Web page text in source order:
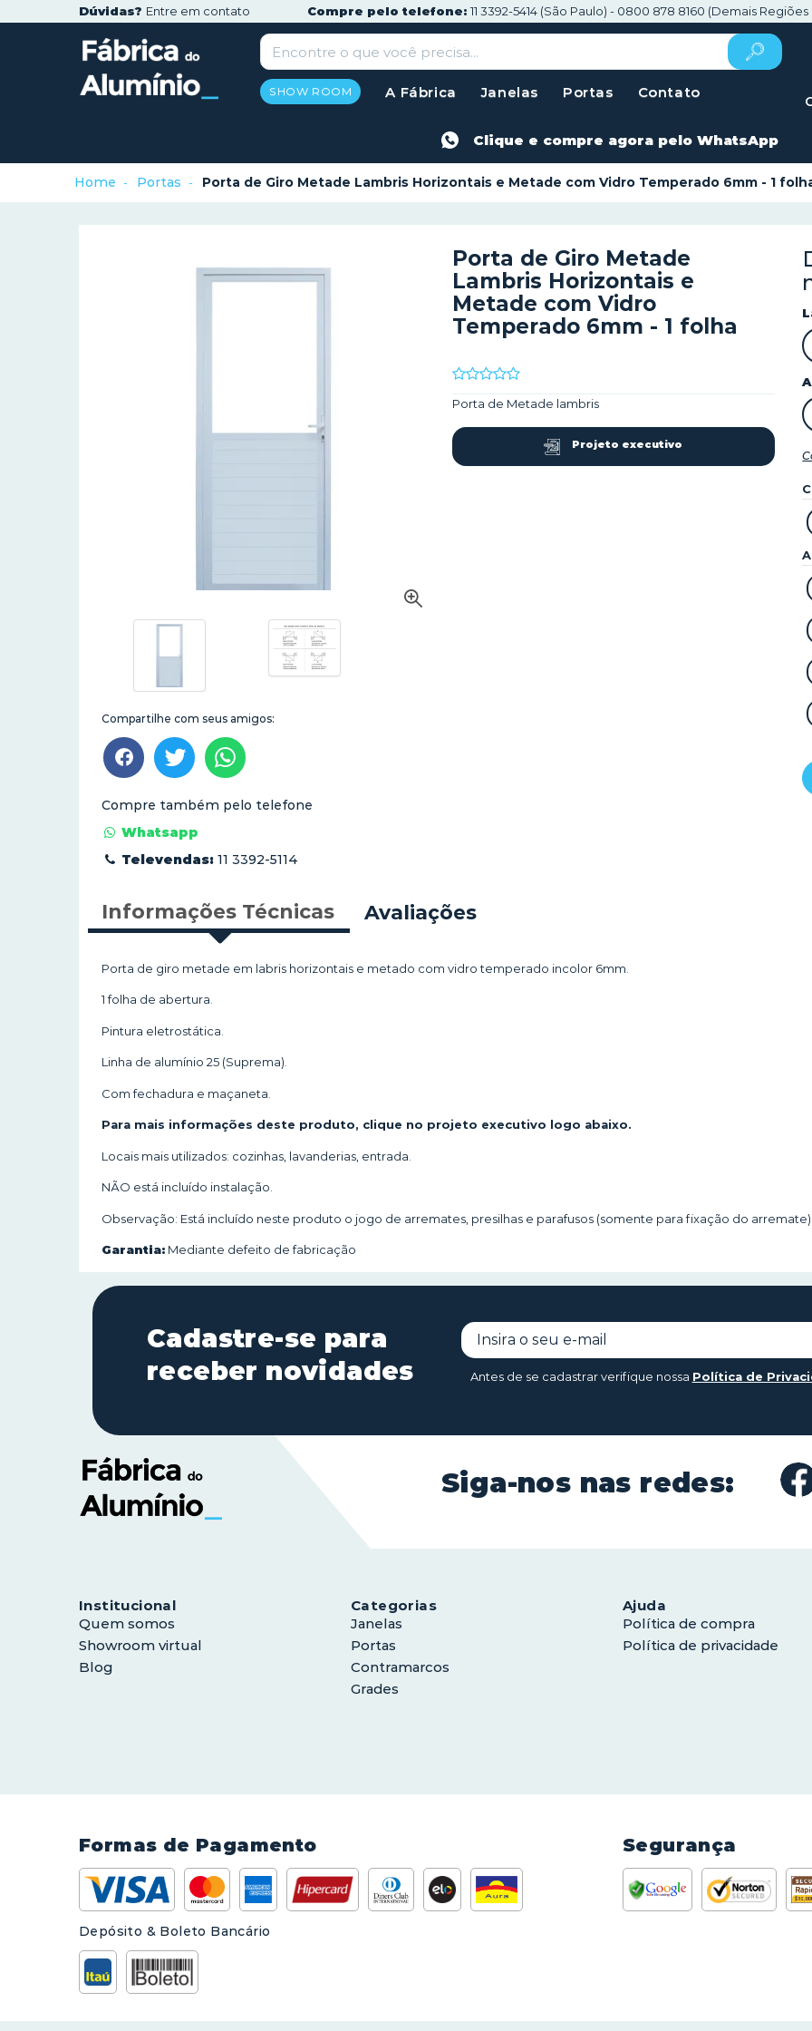
Dúvidas? Entre em contato Compre pelo telefone: 11 3392-5414 (São Paulo) - 0800 878 8160 (Demais
SHOW ROOM A Fábrica Janelas Portas Contato
Clique e compre agora pelo WhatsApp
Home - Portas - Porta de Giro Metade Lambris Horizontais e Metade com Vidro Temperado 6mm - 1
Compartilhe com seus amigos:
Compre também pelo telefone
Whatsapp
Televendas: 11 3392-5114
Porta de Giro Metade
Lambris Horizontais e
Metade com Vidro
Temperado 6mm - 1 folha
Porta de Metade lambris
Projeto executivo
Informações Técnicas Avaliações
Porta de giro metade em labris horizontais e metado com vidro temperado incolor 6mm.
1 folha de abertura.
Pintura eletrostática.
Linha de alumínio 25 (Suprema).
Com fechadura e maçaneta.
Para mais informações deste produto, clique no projeto executivo logo abaixo.
Locais mais utilizados: cozinhas, lavanderias, entrada.
NÃO está incluído instalação.
Observação: Está incluído neste produto o jogo de arremates, presilhas e parafusos (somente para fixação do
Garantia: Mediante defeito de fabricação
Cadastre-se para
receber novidades
Antes de se cadastrar verifique nossa Política de
Siga-nos nas redes:
Institucional
Quem somos
Showroom virtual
Blog
Categorias
Janelas
Portas
Contramarcos
Grades
Ajuda
Política de compra
Política de privacidade
Formas de Pagamento
Depósito & Boleto Bancário
Segurança